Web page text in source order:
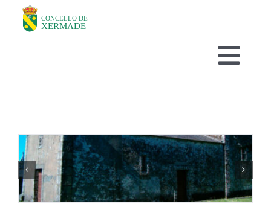
Skip
content
DEPARTAMENTOS
TURISMO